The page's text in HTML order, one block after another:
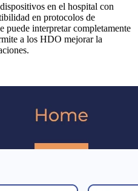
en el hospital con
en protocolos de
interpretar completamente
a los HDO mejorar la